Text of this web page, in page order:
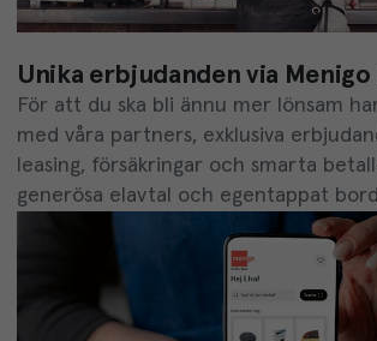
Unika erbjudanden via
För att du ska bli ännu mer lönsam
med våra partners, exklusiva
leasing, försäkringar och smarta
generösa elavtal och egentappat